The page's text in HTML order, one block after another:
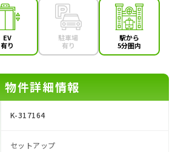
EV
有り
駐車場
有り
駅から
5分圏内
物件詳細情報
K-317164
セットアップ